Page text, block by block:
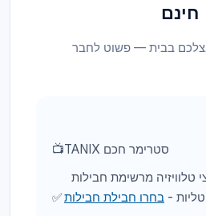
חינם
בבית — פשוט לחבר
📺 סטרימר חכם TANIX
✅
טלוויזיה מרשימת חבילות
- בחרו חבילת חבילות